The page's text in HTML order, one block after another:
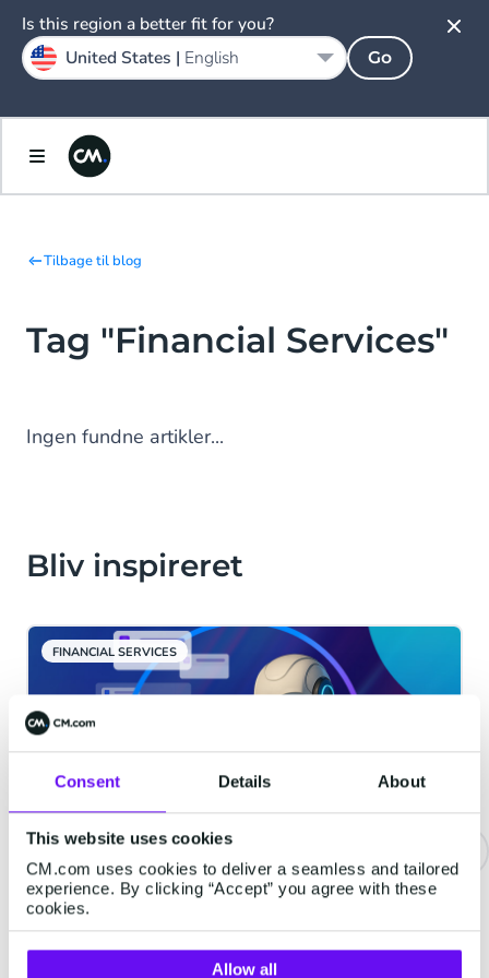
Consent Details About
This website uses cookies
CM.com uses cookies to deliver a seamless and tailored
experience. By clicking “Accept” you agree with these
cookies.
Allow all
Tilbage til blog
Tag "Financial Services"
Ingen fundne artikler...
Bliv inspireret
FINANCIAL SERVICES
Agentic AI: Fremtiden for
Autonome Systemer hos CM.com
I en verden, hvor kunstig intelligens (AI)
Is this region a better fit for you?
United States | English Go